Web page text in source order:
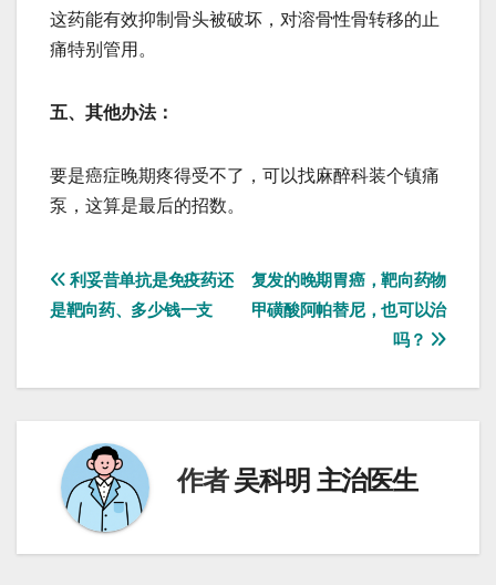
这药能有效抑制骨头被破坏，对溶骨性骨转移的止
痛特别管用。
五、其他办法：
要是癌症晚期疼得受不了，可以找麻醉科装个镇痛
泵，这算是最后的招数。
文
章
导
复发的晚期胃癌，靶向药物
甲磺酸阿帕替尼，也可以治
吗？
利妥昔单抗是免疫药还
是靶向药、多少钱一支
作者吴科明 主治医生